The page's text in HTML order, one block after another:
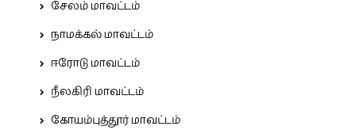
சேலம் மாவட்டம்
நாமக்கல் மாவட்டம்
ஈரோடு மாவட்டம்
நீலகிரி மாவட்டம்
கோயம்புத்தூர் மாவட்டம்